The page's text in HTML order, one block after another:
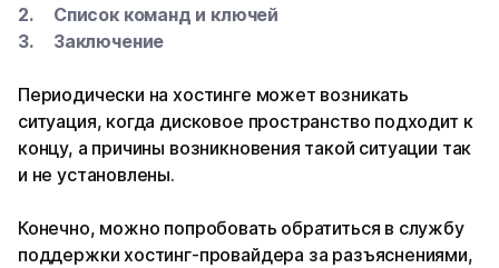
Список команд и ключей
Заключение
Периодически на хостинге может возникать
ситуация, когда дисковое пространство подходит к
концу, а причины возникновения такой ситуации так
и не установлены.
Конечно, можно попробовать обратиться в службу
поддержки хостинг-провайдера за разъяснениями,